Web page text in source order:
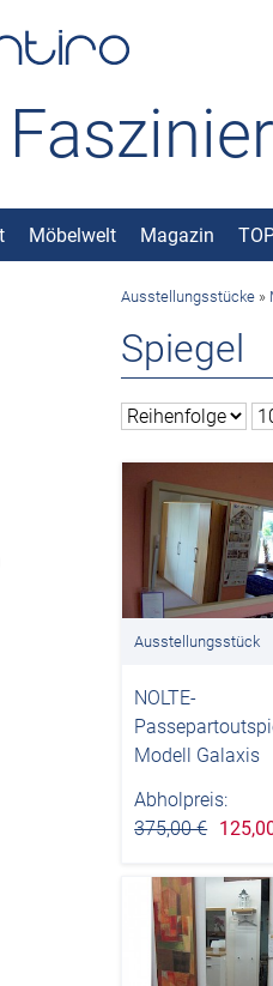
Möbelwelt Magazin
Ausstellungsstücke »
Spiegel
Ausstellungsstück
NOLTE-
Modell Galaxis
Abholpreis:
375,00 €